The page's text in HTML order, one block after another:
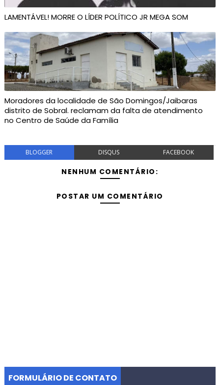
LAMENTÁVEL! MORRE O LÍDER POLÍTICO JR MEGA SOM
Moradores da localidade de São Domingos/Jaibaras
distrito de Sobral. reclamam da falta de atendimento
no Centro de Saúde da Família
BLOGGER DISQUS FACEBOOK
NENHUM COMENTÁRIO:
POSTAR UM COMENTÁRIO
FORMULÁRIO DE CONTATO